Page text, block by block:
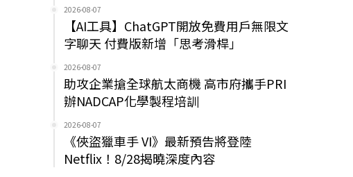
2026-08-07
【AI工具】ChatGPT開放免費用戶無限文
字聊天 付費版新增「思考滑桿」
2026-08-07
助攻企業搶全球航太商機 高市府攜手PRI
辦NADCAP化學製程培訓
2026-08-07
《俠盜獵車手 VI》最新預告將登陸
Netflix！8/28揭曉深度內容